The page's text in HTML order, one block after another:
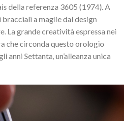
della referenza 3605 (1974). A
a maglie dal design
La grande creatività espressa nei
che circonda questo orologio
anni Settanta, un’alleanza unica